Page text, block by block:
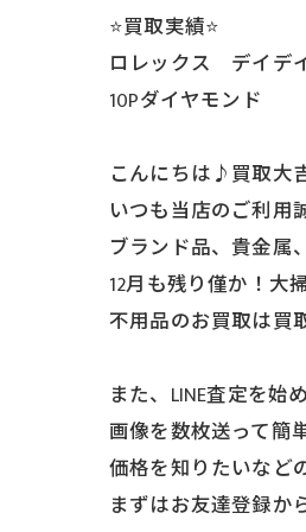
⭐️買取実績⭐️
ロレックス デイデ
10Pダイヤモンド
こんにちは♪買取大
いつも当店のご利用
ブランド品、貴金属
12月も残り僅か！大
不用品のお買取は買
また、LINE査定を始
画像を数枚送って簡
価格を知りたいなど
まずはお友達登録か